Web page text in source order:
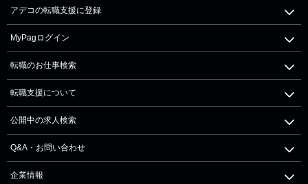
アデコの転職支援に登録
MyPagログイン
転職のお仕事検索
転職支援について
公開中の求人検索
Q&A・お問い合わせ
企業情報